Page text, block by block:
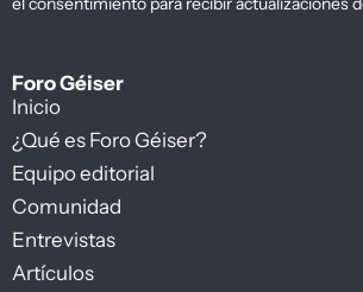
Foro Géiser
Inicio
¿Qué es Foro Géiser?
Equipo editorial
Comunidad
Entrevistas
Artículos